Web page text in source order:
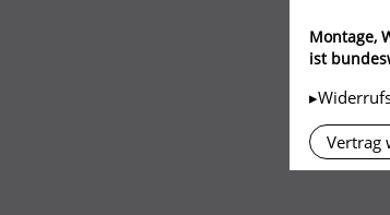
Montage,
ist
Vertrag